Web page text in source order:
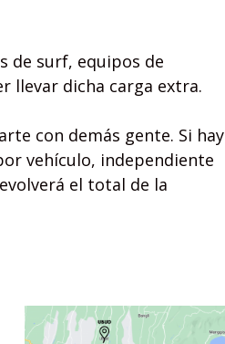
de surf, equipos de
llevar dicha carga extra.
con demás gente. Si hay
vehículo, independiente
el total de la